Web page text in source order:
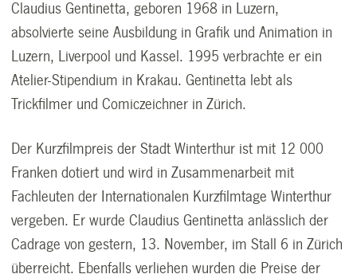
Claudius Gentinetta, geboren 1968 in Luzern,
absolvierte seine Ausbildung in Grafik und Animation in
Luzern, Liverpool und Kassel. 1995 verbrachte er ein
Atelier-Stipendium in Krakau. Gentinetta lebt als
Trickfilmer und Comiczeichner in Zürich.
Der Kurzfilmpreis der Stadt Winterthur ist mit 12 000
Franken dotiert und wird in Zusammenarbeit mit
Fachleuten der Internationalen Kurzfilmtage Winterthur
vergeben. Er wurde Claudius Gentinetta anlässlich der
Cadrage von gestern, 13. November, im Stall 6 in Zürich
überreicht. Ebenfalls verliehen wurden die Preise der